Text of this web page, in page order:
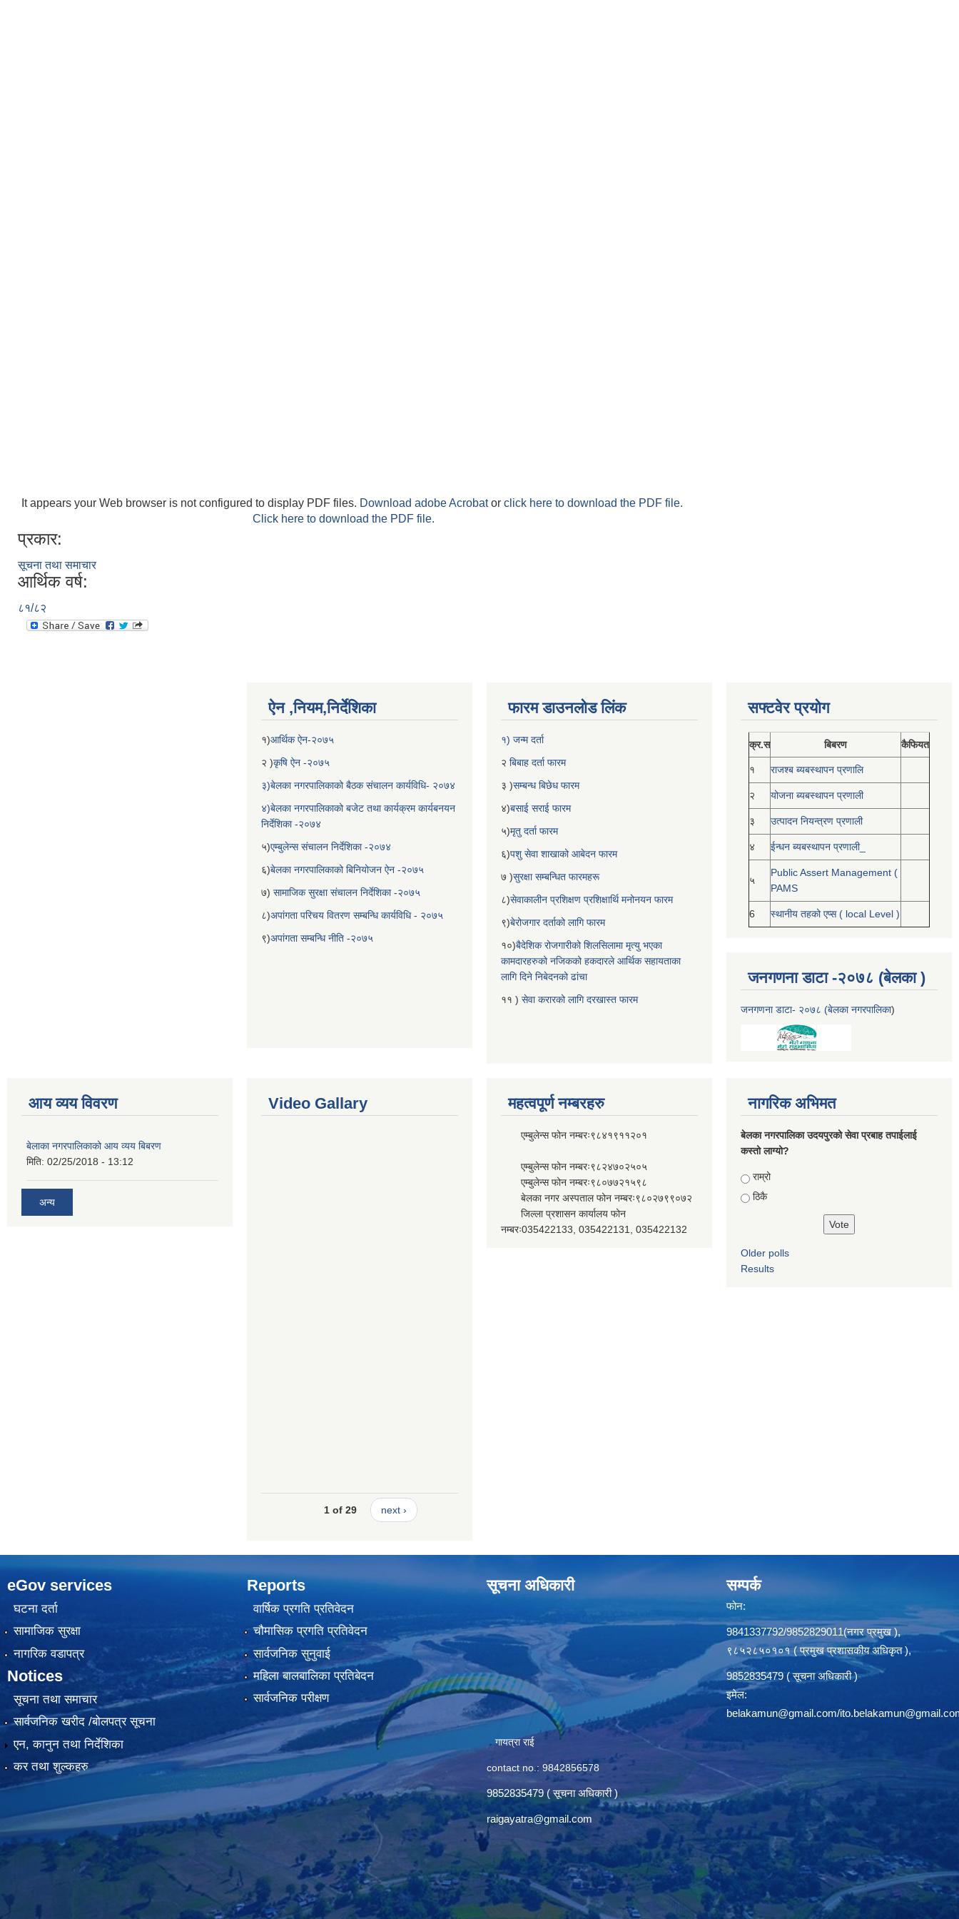
It appears your Web browser is not configured to display PDF files. Download adobe Acrobator click here to download the PDF file.
Click here to download the PDF file.
प्रकार:
सूचना तथा समाचार
आर्थिक वर्ष:
८१/८२
ऐन ,नियम,निर्देशिका
१)आर्थिक ऐन-२०७५
२ )कृषि ऐन -२०७५
३)बेलका नगरपालिकाको बैठक संचालन कार्यविधि- २०७४
४)बेलका नगरपालिकाको बजेट तथा कार्यक्रम कार्यबनयन
निर्देशिका -२०७४
५)एम्बुलेन्स संचालन निर्देशिका -२०७४
६)बेलका नगरपालिकाको बिनियोजन ऐन -२०७५
७) सामाजिक सुरक्षा संचालन निर्देशिका -२०७५
८)अपांगता परिचय वितरण सम्बन्धि कार्यविधि - २०७५
९)अपांगता सम्बन्धि नीति -२०७५
फारम डाउनलोड लिंक
१) जन्म दर्ता
२ बिबाह दर्ता फारम
३ )सम्बन्ध बिछेध फारम
४)बसाई सराई फारम
५)मृतु दर्ता फारम
६)पशु सेवा शाखाको आबेदन फारम
७ )सुरक्षा सम्बन्धित फारमहरू
८)सेवाकालीन प्रशिक्षण प्रशिक्षार्थि मनोनयन फारम
९)बेरोजगार दर्ताको लागि फारम
१०)बैदेशिक रोजगारीको शिलसिलामा मृत्यु भएका
कामदारहरुको नजिकको हकदारले आर्थिक सहायताका
लागि दिने निबेदनको ढांचा
११ ) सेवा करारको लागि दरखास्त फारम
सफ्टवेर प्रयोग
क्र.स बिबरण कैफियत
१ राजश्ब ब्यबस्थापन प्रणालि
२ योजना ब्यबस्थापन प्रणाली
३ उत्पादन नियन्त्रण प्रणाली
४ ईन्धन ब्यबस्थापन प्रणाली_
५
Public Assert Management (
PAMS
6 स्थानीय तहको एप्स ( local Level )
जनगणना डाटा -२०७८ (बेलका )
जनगणना डाटा- २०७८ (बेलका नगरपालिका)
आय व्यय विवरण
बेलाका नगरपालिकाको आय व्यय बिबरण
मिति: 02/25/2018 - 13:12
अन्य
Video Gallary
1 of 29 next ›
महत्वपूर्ण नम्बरहरु
एम्बुलेन्स फोन नम्बरः९८४१९११२०१
एम्बुलेन्स फोन नम्बरः९८२४७०२५०५
एम्बुलेन्स फोन नम्बरः९८०७७२१५९८
बेलका नगर अस्पताल फोन नम्बरः९८०२७९९०७२
जिल्ला प्रशासन कार्यालय फोन
नम्बरः035422133, 035422131, 035422132
नागरिक अभिमत
बेलका नगरपालिका उदयपुरको सेवा प्रबाह तपाईलाई
कस्तो लाग्यो?
Choices
राम्रो
ठिकै
Older polls
Results
eGov services
घटना दर्ता
सामाजिक सुरक्षा
नागरिक वडापत्र
Notices
सूचना तथा समाचार
सार्वजनिक खरीद /बोलपत्र सूचना
एन, कानुन तथा निर्देशिका
कर तथा शुल्कहरु
Reports
वार्षिक प्रगति प्रतिवेदन
चौमासिक प्रगति प्रतिवेदन
सार्वजनिक सुनुवाई
महिला बालबालिका प्रतिबेदन
सार्वजनिक परीक्षण
सूचना अधिकारी
गायत्रा राई
contact no.: 9842856578
9852835479 ( सूचना अधिकारी )
raigayatra@gmail.com
सम्पर्क
फोन:
9841337792/9852829011(नगर प्रमुख ),
९८५२८५०१०१ ( प्रमुख प्रशासकीय अधिकृत ),
9852835479 ( सूचना अधिकारी )
इमेल:
belakamun@gmail.com/